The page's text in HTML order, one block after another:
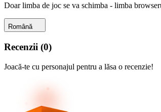
Doar limba de joc se va schimba - limba
Română
Recenzii (0)
Joacă-te cu personajul pentru a lăsa o recenzie!